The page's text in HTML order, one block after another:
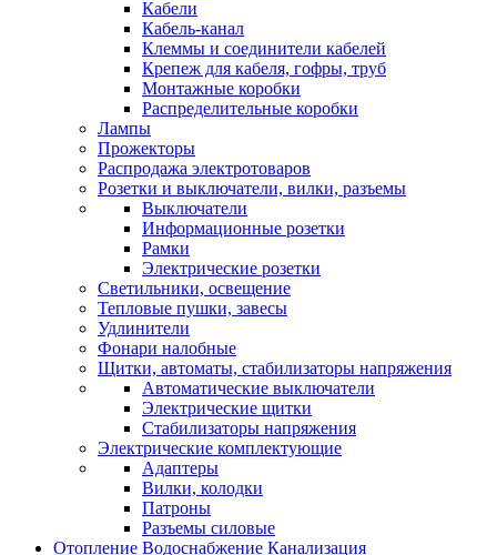
Кабели
Кабель-канал
Клеммы и соединители кабелей
Крепеж для кабеля, гофры, труб
Монтажные коробки
Распределительные коробки
Лампы
Прожекторы
Распродажа электротоваров
Розетки и выключатели, вилки, разъемы
Выключатели
Информационные розетки
Рамки
Электрические розетки
Светильники, освещение
Тепловые пушки, завесы
Удлинители
Фонари налобные
Щитки, автоматы, стабилизаторы напряжения
Автоматические выключатели
Электрические щитки
Стабилизаторы напряжения
Электрические комплектующие
Адаптеры
Вилки, колодки
Патроны
Разъемы силовые
Отопление Водоснабжение Канализация